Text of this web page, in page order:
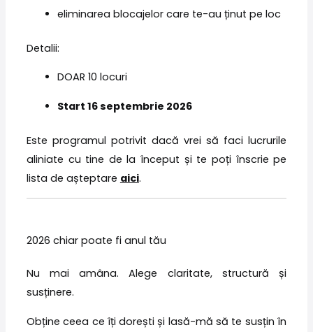
eliminarea blocajelor care te-au ținut pe loc
Detalii:
DOAR 10 locuri
Start 16 septembrie 2026
Este programul potrivit dacă vrei să faci lucrurile
aliniate cu tine de la început și te poți înscrie pe
lista de așteptare aici.
2026 chiar poate fi anul tău
Nu mai amâna. Alege claritate, structură și
susținere.
Obține ceea ce îți dorești și lasă-mă să te susțin în